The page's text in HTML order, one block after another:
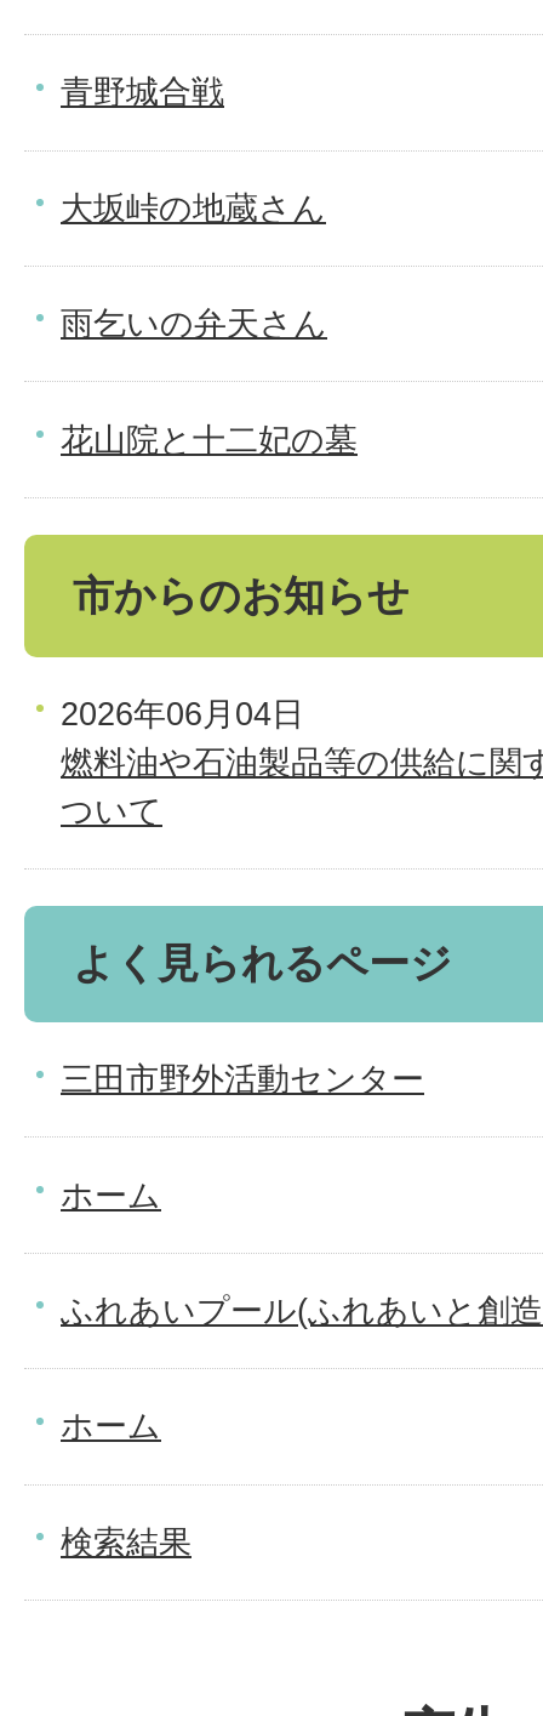
青野城合戦
大坂峠の地蔵さん
雨乞いの弁天さん
花山院と十二妃の墓
市からのお知らせ
2026年06月04日
燃料油や石油製品等の供給に関
ついて
よく見られるページ
三田市野外活動センター
ホーム
ふれあいプール(ふれあいと創
ホーム
検索結果